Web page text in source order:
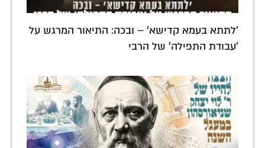
'לתתא בעמא קדישא' – ובכה: התיאור המרגש על
'עבודת התפילה' של הרבי